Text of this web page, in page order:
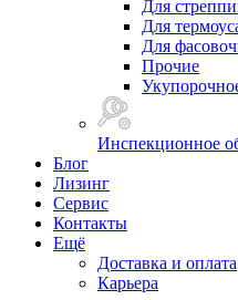
Для
Для
Для
Прочие
Инспекционное
Блог
Лизинг
Сервис
Контакты
Ещё
Доставка и оплата
Карьера